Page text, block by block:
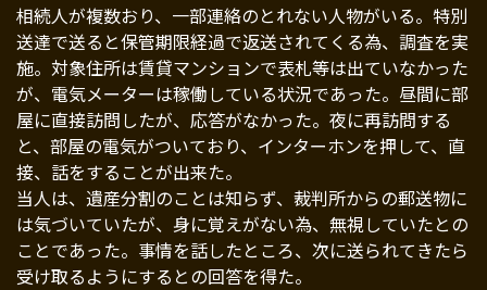
相続人が複数おり、一部連絡のとれない人物がいる。特別
送達で送ると保管期限経過で返送されてくる為、調査を実
施。対象住所は賃貸マンションで表札等は出ていなかった
が、電気メーターは稼働している状況であった。昼間に部
屋に直接訪問したが、応答がなかった。夜に再訪問する
と、部屋の電気がついており、インターホンを押して、直
接、話をすることが出来た。
当人は、遺産分割のことは知らず、裁判所からの郵送物に
は気づいていたが、身に覚えがない為、無視していたとの
ことであった。事情を話したところ、次に送られてきたら
受け取るようにするとの回答を得た。